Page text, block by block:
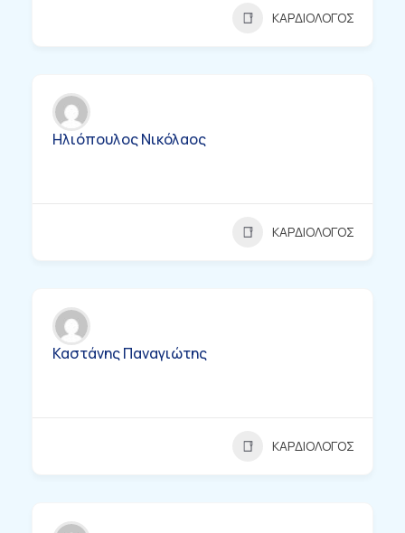
ΚΑΡΔΙΟΛΟΓΟΣ
Ηλιόπουλος Νικόλαος
ΚΑΡΔΙΟΛΟΓΟΣ
Καστάνης Παναγιώτης
ΚΑΡΔΙΟΛΟΓΟΣ